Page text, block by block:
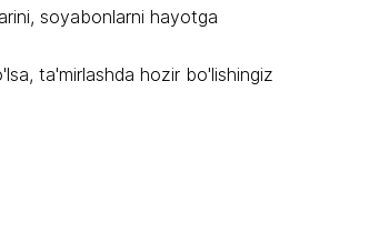
soyabonlarni hayotga
ta'mirlashda hozir bo'lishingiz